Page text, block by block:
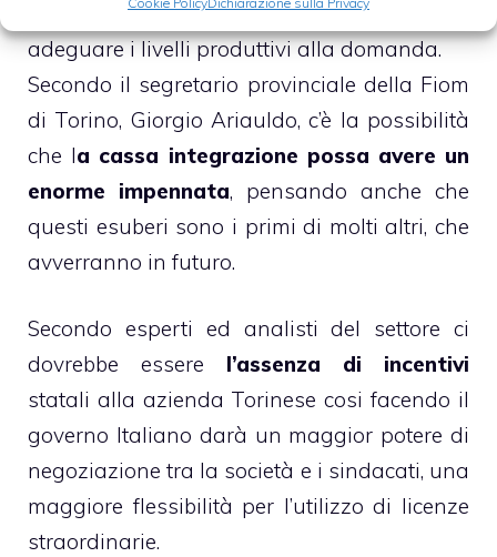
ordini di consegna e quindi è necessario
adeguare i livelli produttivi alla domanda.
Secondo il segretario provinciale della Fiom
di Torino, Giorgio Ariauldo, c’è la possibilità
che la cassa integrazione possa avere un
enorme impennata, pensando anche che
questi esuberi sono i primi di molti altri, che
avverranno in futuro.
Secondo esperti ed analisti del settore ci
dovrebbe essere l’assenza di incentivi
statali alla azienda Torinese cosi facendo il
governo Italiano darà un maggior potere di
negoziazione tra la società e i sindacati, una
maggiore flessibilità per l’utilizzo di licenze
straordinarie.